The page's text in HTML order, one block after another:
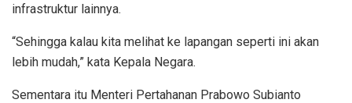
infrastruktur lainnya.
“Sehingga kalau kita melihat ke lapangan seperti ini akan
lebih mudah,” kata Kepala Negara.
Sementara itu Menteri Pertahanan Prabowo Subianto